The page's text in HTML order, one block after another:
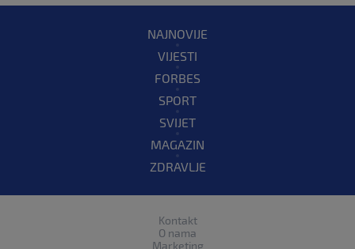
NAJNOVIJE
VIJESTI
FORBES
SPORT
SVIJET
MAGAZIN
ZDRAVLJE
Kontakt
O nama
Marketing